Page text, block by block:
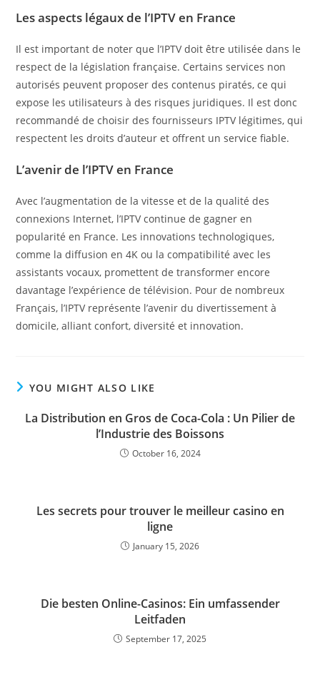
Les aspects légaux de l’IPTV en France
Il est important de noter que l’IPTV doit être utilisée dans le
respect de la législation française. Certains services non
autorisés peuvent proposer des contenus piratés, ce qui
expose les utilisateurs à des risques juridiques. Il est donc
recommandé de choisir des fournisseurs IPTV légitimes, qui
respectent les droits d’auteur et offrent un service fiable.
L’avenir de l’IPTV en France
Avec l’augmentation de la vitesse et de la qualité des
connexions Internet, l’IPTV continue de gagner en
popularité en France. Les innovations technologiques,
comme la diffusion en 4K ou la compatibilité avec les
assistants vocaux, promettent de transformer encore
davantage l’expérience de télévision. Pour de nombreux
Français, l’IPTV représente l’avenir du divertissement à
domicile, alliant confort, diversité et innovation.
YOU MIGHT ALSO LIKE
La Distribution en Gros de Coca-Cola : Un Pilier de
l’Industrie des Boissons
October 16, 2024
Les secrets pour trouver le meilleur casino en
ligne
January 15, 2026
Die besten Online-Casinos: Ein umfassender
Leitfaden
September 17, 2025